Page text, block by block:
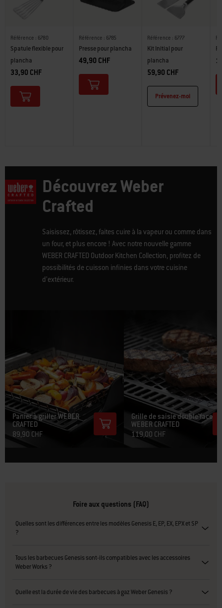
Référence : 6780
Spatule flexible pour
plancha
33,90 CHF
Référence : 6785
Presse pour plancha
49,90 CHF
Référence : 6777
Kit Initial pour
plancha
59,90 CHF
Prévenez-moi
Découvrez Weber
Crafted
Saisissez, rôtissez, faites cuire à la vapeur ou comme dans
un four, et plus encore ! Avec notre nouvelle gamme
WEBER CRAFTED Outdoor Kitchen Collection, profitez de
possibilités de cuisson infinies dans votre cuisine
d’extérieur.
Panier à griller WEBER
CRAFTED
89,90 CHF
Grille de saisie double face
WEBER CRAFTED​
119,00 CHF
Foire aux questions (FAQ)
Quelles sont les différences entre les modèles Genesis E, EP, EX, EPX et SP
?
Tous les barbecues Genesis sont-ils compatibles avec les accessoires
Weber Works ?
Quelle est la durée de vie des barbecues à gaz Weber Genesis ?